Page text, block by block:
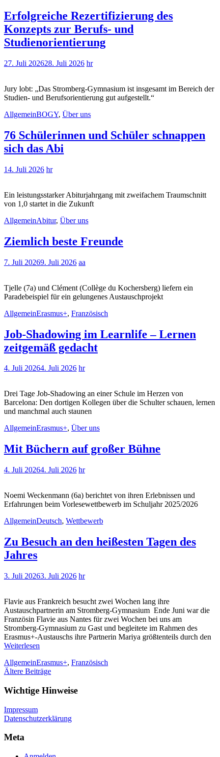
Erfolgreiche Rezertifizierung des
Konzepts zur Berufs- und
Studienorientierung
27. Juli 202628. Juli 2026 hr
Jury lobt: „Das Stromberg-Gymnasium ist insgesamt im Bereich der
Studien- und Berufsorientierung gut aufgestellt.“
AllgemeinBOGY, Über uns
76 Schülerinnen und Schüler schnappen
sich das Abi
14. Juli 2026 hr
Ein leistungsstarker Abiturjahrgang mit zweifachem Traumschnitt
von 1,0 startet in die Zukunft
AllgemeinAbitur, Über uns
Ziemlich beste Freunde
7. Juli 20269. Juli 2026 aa
Tjelle (7a) und Clément (Collège du Kochersberg) liefern ein
Paradebeispiel für ein gelungenes Austauschprojekt
AllgemeinErasmus+, Französisch
Job-Shadowing im Learnlife – Lernen
zeitgemäß gedacht
4. Juli 20264. Juli 2026 hr
Drei Tage Job-Shadowing an einer Schule im Herzen von
Barcelona: Den dortigen Kollegen über die Schulter schauen, lernen
und manchmal auch staunen
AllgemeinErasmus+, Über uns
Mit Büchern auf großer Bühne
4. Juli 20264. Juli 2026 hr
Noemi Weckenmann (6a) berichtet von ihren Erlebnissen und
Erfahrungen beim Vorlesewettbewerb im Schuljahr 2025/2026
AllgemeinDeutsch, Wettbewerb
Zu Besuch an den heißesten Tagen des
Jahres
3. Juli 20263. Juli 2026 hr
Flavie aus Frankreich besucht zwei Wochen lang ihre
Austauschpartnerin am Stromberg-Gymnasium Ende Juni war die
Französin Flavie aus Nantes für zwei Wochen bei uns am
Stromberg-Gymnasium zu Gast und begleitete im Rahmen des
Erasmus+-Austauschs ihre Partnerin Mariya größtenteils durch den
Weiterlesen
AllgemeinErasmus+, Französisch
Beitragsnavigation
Ältere Beiträge
Wichtige Hinweise
Impressum
Datenschutzerklärung
Meta